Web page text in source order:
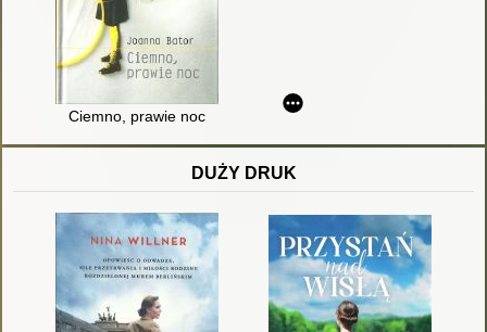
Ciemno, prawie noc
DUŻY DRUK